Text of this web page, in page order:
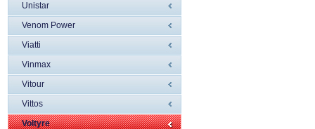
Unistar
Venom Power
Viatti
Vinmax
Vitour
Vittos
Voltyre